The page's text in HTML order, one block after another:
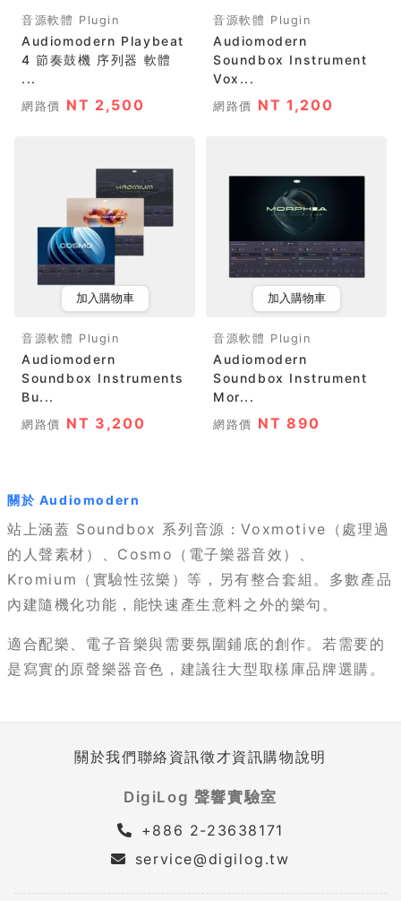
音源軟體 Plugin
Audiomodern Playbeat
4 節奏鼓機 序列器 軟體
...
網路價 NT 2,500
音源軟體 Plugin
Audiomodern
Soundbox Instrument
Vox...
網路價 NT 1,200
加入購物車
音源軟體 Plugin
Audiomodern
Soundbox Instruments
Bu...
網路價 NT 3,200
加入購物車
音源軟體 Plugin
Audiomodern
Soundbox Instrument
Mor...
網路價 NT 890
關於 Audiomodern
站上涵蓋 Soundbox 系列音源：Voxmotive（處理過
的人聲素材）、Cosmo（電子樂器音效）、
Kromium（實驗性弦樂）等，另有整合套組。多數產品
內建隨機化功能，能快速產生意料之外的樂句。
適合配樂、電子音樂與需要氛圍鋪底的創作。若需要的
是寫實的原聲樂器音色，建議往大型取樣庫品牌選購。
關於我們聯絡資訊徵才資訊購物說明
DigiLog 聲響實驗室
+886 2-23638171
service@digilog.tw